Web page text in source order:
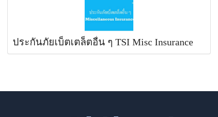
ประกันภัยเบ็ตเตล็ตอื่น ๆ TSI Misc Insurance